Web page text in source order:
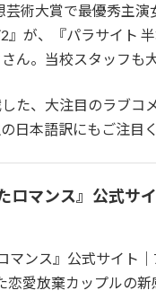
芸術大賞で最優秀主
』が、『パラサイト
ん。当校スタッフも
た、大注目のラブコ
日本語訳にもご注目
ロマンス』公式サ
マンス』公式サイト
恋愛放棄カップルの新